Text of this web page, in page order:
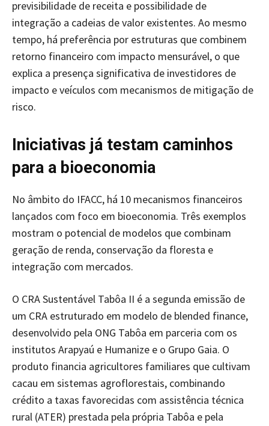
previsibilidade de receita e possibilidade de
integração a cadeias de valor existentes. Ao mesmo
tempo, há preferência por estruturas que combinem
retorno financeiro com impacto mensurável, o que
explica a presença significativa de investidores de
impacto e veículos com mecanismos de mitigação de
risco.
Iniciativas já testam caminhos
para a bioeconomia
No âmbito do IFACC, há 10 mecanismos financeiros
lançados com foco em bioeconomia. Três exemplos
mostram o potencial de modelos que combinam
geração de renda, conservação da floresta e
integração com mercados.
O CRA Sustentável Tabôa II é a segunda emissão de
um CRA estruturado em modelo de blended finance,
desenvolvido pela ONG Tabôa em parceria com os
institutos Arapyaú e Humanize e o Grupo Gaia. O
produto financia agricultores familiares que cultivam
cacau em sistemas agroflorestais, combinando
crédito a taxas favorecidas com assistência técnica
rural (ATER) prestada pela própria Tabôa e pela